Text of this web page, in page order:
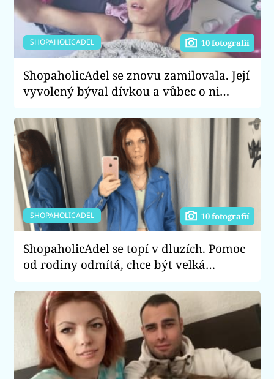
SHOPAHOLICADEL 10 fotografií
ShopaholicAdel se znovu zamilovala. Její
vyvolený býval dívkou a vůbec o ni
SHOPAHOLICADEL 10 fotografií
ShopaholicAdel se topí v dluzích. Pomoc
od rodiny odmítá, chce být velká